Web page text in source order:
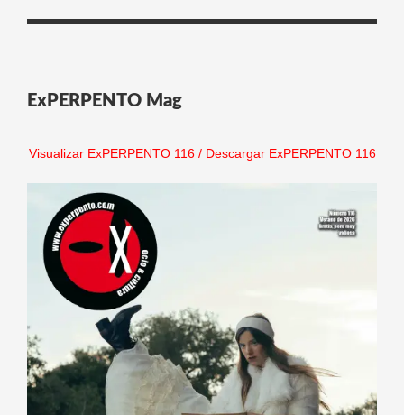
ExPERPENTO Mag
Visualizar ExPERPENTO 116/ Descargar ExPERPENTO 116